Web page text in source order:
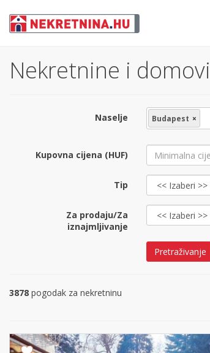
Nekretnine i
Naselje Budapest ×
Kupovna cijena (HUF)
Tip
Za prodaju/Za
iznajmljivanje
Pretraživanje
3878 pogodak za nekretninu